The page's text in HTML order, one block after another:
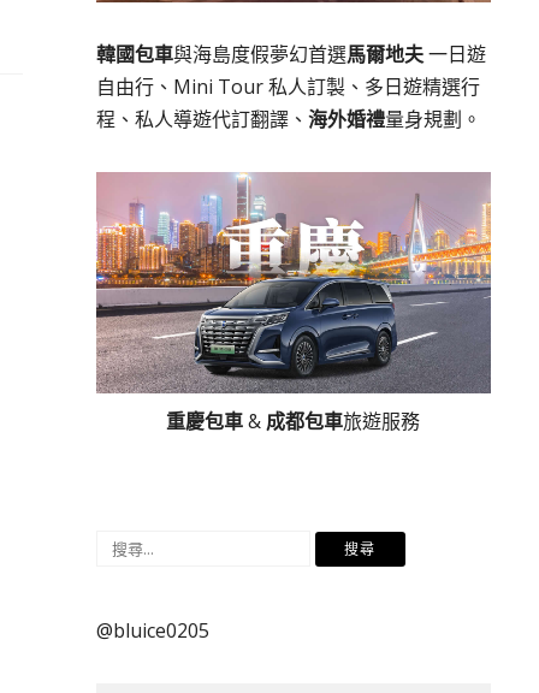
韓國包車與海島度假夢幻首選馬爾地夫一日遊
自由行、Mini Tour 私人訂製、多日遊精選行
程、私人導遊代訂翻譯、 海外婚禮量身規劃。
重慶包車& 成都包車旅遊服務
搜
鍵
@bluice0205